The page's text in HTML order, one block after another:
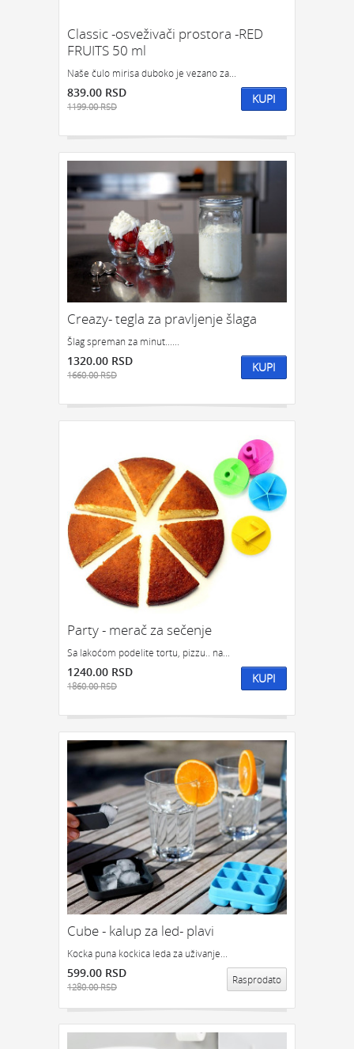
Classic -osveživači prostora -RED
FRUITS 50 ml
Naše čulo mirisa duboko je vezano za...
839.00 RSD
1199.00 RSD
KUPI
Creazy- tegla za pravljenje šlaga
Šlag spreman za minut......
1320.00 RSD
1660.00 RSD
KUPI
Party - merač za sečenje
Sa lakoćom podelite tortu, pizzu.. na...
1240.00 RSD
1860.00 RSD
KUPI
Cube - kalup za led- plavi
Kocka puna kockica leda za uživanje...
599.00 RSD
1280.00 RSD
Rasprodato